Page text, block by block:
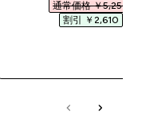
通常価格 ￥5,250‎
割引 ￥2,610‎